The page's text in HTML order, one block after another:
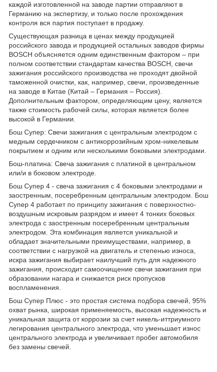
каждой изготовленной на заводе партии отправляют в
Германию на экспертизу, и только после прохождения
контроля вся партия поступает в продажу.
Существующая разница в ценах между продукцией
российского завода и продукцией остальных заводов фирмы
BOSCH объясняется одним единственным фактором – при
полном соответствии стандартам качества BOSCH, свечи
зажигания российского производства не проходят двойной
таможенной очистки, как, например, свечи, произведенные
на заводе в Китае (Китай – Германия – Россия).
Дополнительным фактором, определяющим цену, является
также стоимость рабочей силы, которая является более
высокой в Германии.
Бош Супер: Свечи зажигания с центральным электродом с
медным сердечником с антикоррозийным хром-никелевым
покрытием и одним или несколькими боковыми электродами.
Бош-платина: Свеча зажигания с платиной в центральном
или/и в боковом электроде.
Бош Супер 4 - свеча зажигания с 4 боковыми электродами и
заостренным, посеребренным центральным электродом. Бош
Супер 4 работает по принципу зажигания с поверхностно-
воздушным искровым разрядом и имеет 4 тонких боковых
электрода с заостренным посеребренным центральным
электродом. Эта комбинация является уникальной и
обладает значительными преимуществами, например, в
соответствии с нагрузкой на двигатель и степенью износа,
искра зажигания выбирает наилучший путь для надежного
зажигания, происходит самоочищение свечи зажигания при
образовании нагара и снижается риск пропусков
воспламенения.
Бош Супер Плюс - это простая система подбора свечей, 95%
охват рынка, широкая применяемость, высокая надежность и
уникальная защита от коррозии за счет никель-иттриумного
легирования центрального электрода, что уменьшает износ
центрального электрода и увеличивает пробег автомобиля
без замены свечей.